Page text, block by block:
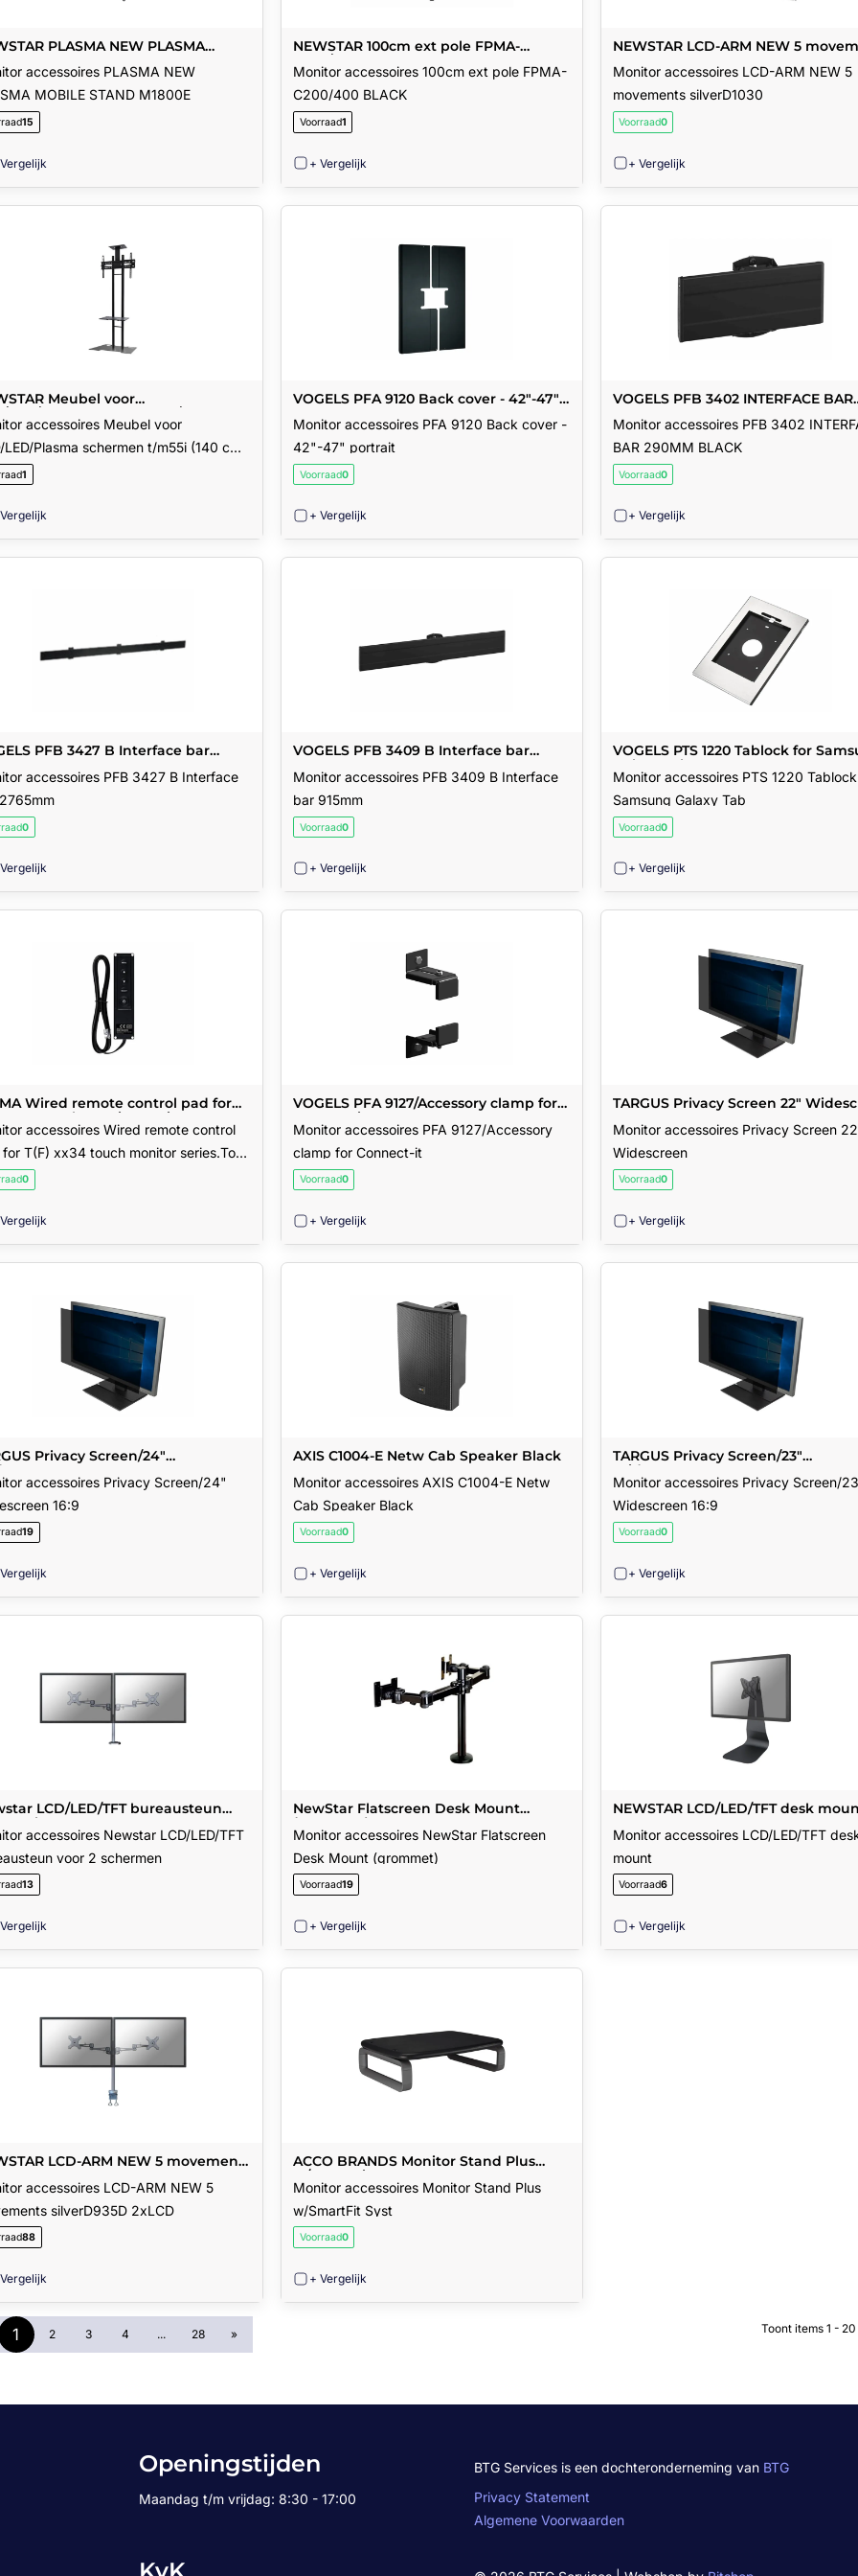
PLASMA NEW PLASMA
accessoires PLASMA NEW
MOBILE STAND M1800E
15
NEWSTAR 100cm ext pole FPMA-
C200/400 BLACK
Monitor accessoires 100cm ext pole FPMA-
C200/400 BLACK
Voorraad1
+ Vergelijk
NEWSTAR LCD-ARM NEW 5
Monitor accessoires LCD-ARM NEW 5
movements silverD1030
Voorraad0
+ Vergelijk
Meubel voor
LED/Plasma schermen t/m55i (140
De hoogteverstelling is 150-165 cm.
accessoires Meubel voor
LED/Plasma schermen t/m55i (140 cm).
is 150-165 cm.
1
VOGELS PFA 9120 Back cover - 42"-47"
Monitor accessoires PFA 9120 Back cover -
42"-47" portrait
Voorraad0
+ Vergelijk
VOGELS PFB 3402 INTERFACE BAR
Monitor accessoires PFB 3402
BAR 290MM BLACK
Voorraad0
+ Vergelijk
PFB 3427 B Interface bar
accessoires PFB 3427 B Interface
0
VOGELS PFB 3409 B Interface bar
Monitor accessoires PFB 3409 B Interface
bar 915mm
Voorraad0
+ Vergelijk
VOGELS PTS 1220 Tablock for
Galaxy Tab
Monitor accessoires PTS 1220
Samsung Galaxy Tab
Voorraad0
+ Vergelijk
Wired remote control pad for
xx34 touch monitor series.To
the touch screen monitor afte
accessoires Wired remote control
T(F) xx34 touch monitor series.To
the touch screen monitor afte
0
VOGELS PFA 9127/Accessory clamp for
Connect-it
Monitor accessoires PFA 9127/Accessory
clamp for Connect-it
Voorraad0
+ Vergelijk
TARGUS Privacy Screen 22"
Monitor accessoires Privacy Screen
Widescreen
Voorraad0
+ Vergelijk
Privacy Screen/24"
16:9
accessoires Privacy Screen/24"
16:9
19
AXIS C1004-E Netw Cab Speaker Black
Monitor accessoires AXIS C1004-E Netw
Cab Speaker Black
Voorraad0
+ Vergelijk
TARGUS Privacy Screen/23"
Widescreen 16:9
Monitor accessoires Privacy Screen/
Widescreen 16:9
Voorraad0
+ Vergelijk
LCD/LED/TFT bureausteun
2 schermen
accessoires Newstar LCD/LED/TFT
voor 2 schermen
13
NewStar Flatscreen Desk Mount
(grommet)
Monitor accessoires NewStar Flatscreen
Desk Mount (grommet)
Voorraad19
+ Vergelijk
NEWSTAR LCD/LED/TFT desk
Monitor accessoires LCD/LED/TFT
mount
Voorraad6
+ Vergelijk
LCD-ARM NEW 5 movements
2xLCD
accessoires LCD-ARM NEW 5
silverD935D 2xLCD
88
ACCO BRANDS Monitor Stand Plus
w/SmartFit Syst
Monitor accessoires Monitor Stand Plus
w/SmartFit Syst
Voorraad0
+ Vergelijk
Toont items1 - 20
1 2 3 4 ... 28 »
Openingstijden
Maandag t/m vrijdag: 8:30 - 17:00
BTG Services is een dochteronderneming van BTG
Privacy Statement
Algemene Voorwaarden